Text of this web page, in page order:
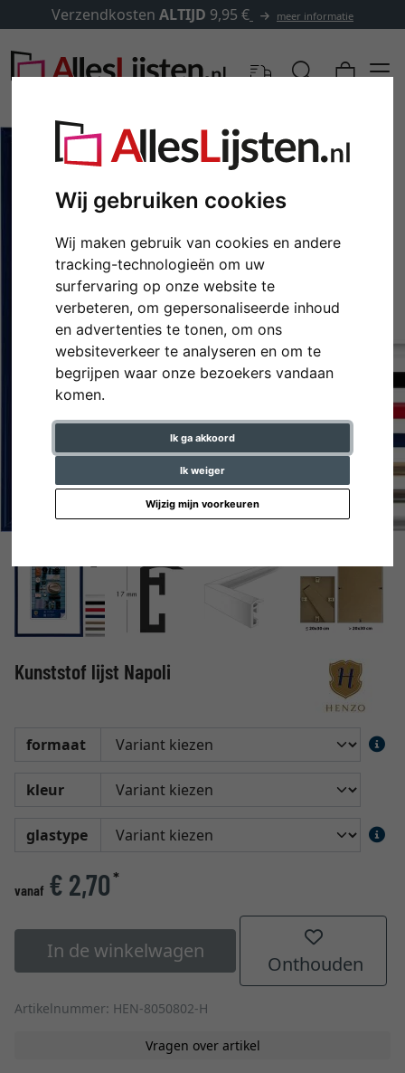
Wij gebruiken cookies
Wij maken gebruik van cookies en andere
tracking-technologieën om uw
surfervaring op onze website te
verbeteren, om gepersonaliseerde inhoud
en advertenties te tonen, om ons
websiteverkeer te analyseren en om te
begrijpen waar onze bezoekers vandaan
komen.
Ik ga akkoord
Ik weiger
Wijzig mijn voorkeuren
Verzendkosten ALTIJD 9,95 € meer informatie
Terug
Kunststof lijst Napoli
formaat
kleur
glastype
vanaf € 2,70*
In de winkelwagen
Onthouden
Artikelnummer: HEN-8050802-H
Vragen over artikel